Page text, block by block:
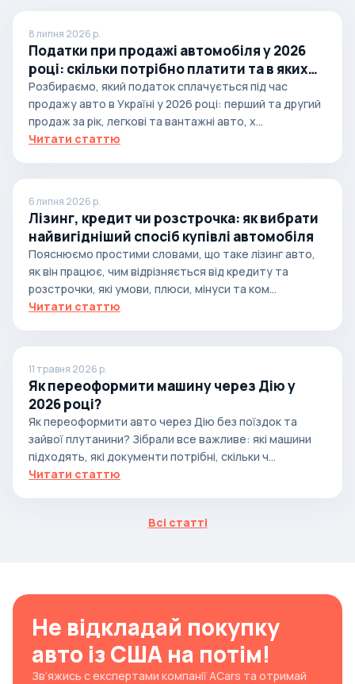
8 липня 2026 р.
Податки при продажі автомобіля у 2026
році: скільки потрібно платити та в яких
випадках
Розбираємо, який податок сплачується під час
продажу авто в Україні у 2026 році: перший та другий
продаж за рік, легкові та вантажні авто, х...
Читати статтю
6 липня 2026 р.
Лізинг, кредит чи розстрочка: як вибрати
найвигідніший спосіб купівлі автомобіля
Пояснюємо простими словами, що таке лізинг авто,
як він працює, чим відрізняється від кредиту та
розстрочки, які умови, плюси, мінуси та ком...
Читати статтю
11 травня 2026 р.
Як переоформити машину через Дію у
2026 році?
Як переоформити авто через Дію без поїздок та
зайвої плутанини? Зібрали все важливе: які машини
підходять, які документи потрібні, скільки ч...
Читати статтю
Всі статті
Не відкладай покупку
авто із США на потім!
Зв’яжись с експертами компанії ACars та отримай